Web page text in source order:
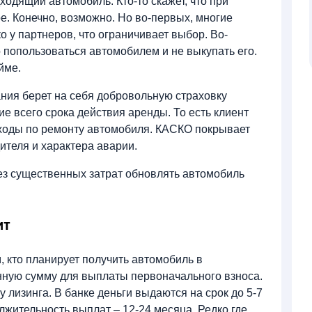
Конечно, возможно. Но во-первых, многие
у партнеров, что ограничивает выбор. Во-
автомобилем и не выкупать его.
берет на себя добровольную страховку
всего срока действия аренды. То есть клиент
по ремонту автомобиля. КАСКО покрывает
и характера аварии.
существенных затрат обновлять автомобиль
планирует получить автомобиль в
сумму для выплаты первоначального взноса.
В банке деньги выдаются на срок до 5-7
выплат – 12-24 месяца. Редко где